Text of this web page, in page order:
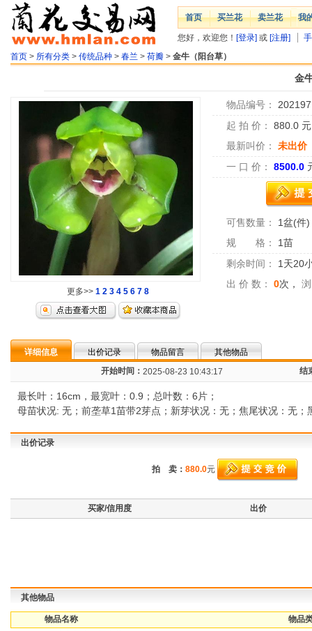
首页 买兰花 卖兰花 我
您好，欢迎您！ [登录] 或 [注册]
首页 > 所有分类 > 传统品种 > 春兰 > 荷瓣 > 金牛（阳台草）
金
更多>> 1 2 3 4 5 6 7 8
物品编号：
起 拍 价：
880.0
最新叫价：
未出价
一 口 价：
8500.0
可售数量： 1盆(件)
规 格：
1苗
剩余时间：
1天20
出 价 数：
0次，
详细信息 出价记录 物品留言
其他物品
开始时间： 2025-08-23 10:43:17 结
最长叶：16cm，最宽叶：0.9；总叶数：6片；
母苗状况: 无；前垄草1苗带2芽点；新芽状况：无；焦尾状况：无
出价记录
拍 卖： 880.0元
买家/信用度 出价
其他物品
物品名称
物品